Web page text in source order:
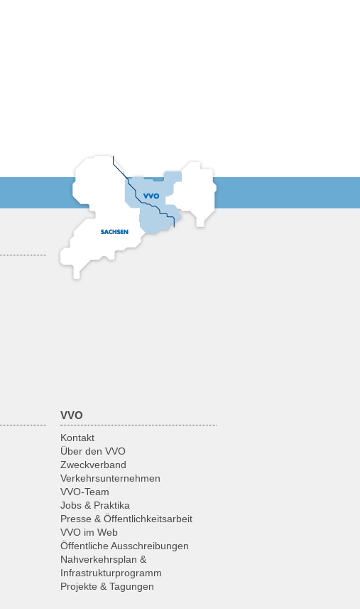
VVO
Kontakt
Über den VVO
Zweckverband
Verkehrsunternehmen
VVO-Team
Jobs & Praktika
Presse & Öffentlichkeitsarbeit
VVO im Web
Öffentliche Ausschreibungen
Nahverkehrsplan &
Infrastrukturprogramm
Projekte & Tagungen